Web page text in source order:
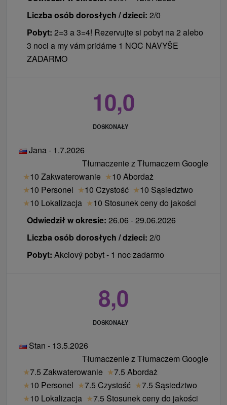
dzieci
Dziecko do 5,99 lat bez prawa do łóżka
zakwaterowanie z niepełnym wyżywieniem
bezpłatnie (bez zabiegów).
GRATIS (dopłata za dwa posiłki w cenie
promocyjnej 29 € / dziecko / noc) (bez zabiegów).
Dziecko w wieku 0 - 11,99 lat na dostawce w
cenie promocyjnej 49 € / dziecko / noc z dwoma
posiłkami (bez zabiegów).
Dzieci poniżej 12 lat na łóżku podstawowym i
dzieci w wieku 12 - 17,99 lat na dostawce płacą
10 % ceny łóżka podstawowego osoby dorosłej.
Łóżeczko dziecięce za dodatkową opłatą.
Kącik dziecięcy.
lokalny podatek 2 € / osoba / noc
za zwierzę 10 € / noc
Ceny - Informacje
Możliwość przedłużenia pobytu z obiadokolacją i
nieograniczonym dostępem do basenu w
specjalnej cenie.
Zwierzęta:Zakwaterowanie ze zwierzętami
Liczba osób dorosłych / dzieci: 2/0
Pobyt: 2=3 a 3=4! Rezervujte si pobyt na 2 alebo
3 noci a my vám pridáme 1 NOC NAVYŠE
ZADARMO
10,0
DOSKONAŁY
Jana - 1.7.2026
Tłumaczenie z Tłumaczem Google
★10 Zakwaterowanie ★10 Abordaż
★10 Personel ★10 Czystość ★10 Sąsiedztwo
★10 Lokalizacja ★10 Stosunek ceny do jakości
Odwiedził w okresie: 26.06 - 29.06.2026
Liczba osób dorosłych / dzieci: 2/0
Pobyt: Akciový pobyt - 1 noc zadarmo
8,0
DOSKONAŁY
Stan - 13.5.2026
Tłumaczenie z Tłumaczem Google
★7.5 Zakwaterowanie ★7.5 Abordaż
★10 Personel ★7.5 Czystość ★7.5 Sąsiedztwo
★10 Lokalizacja ★7.5 Stosunek ceny do jakości